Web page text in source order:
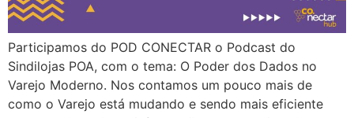
Participamos do POD CONECTAR o Podcast do
Sindilojas POA, com o tema: O Poder dos Dados no
Varejo Moderno. Nos contamos um pouco mais de
como o Varejo está mudando e sendo mais eficiente